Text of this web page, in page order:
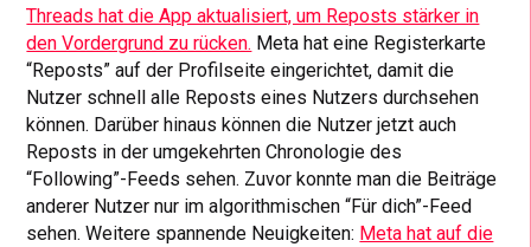
Threads hat die App aktualisiert, um Reposts stärker in
den Vordergrund zu rücken. Meta hat eine Registerkarte
“Reposts” auf der Profilseite eingerichtet, damit die
Nutzer schnell alle Reposts eines Nutzers durchsehen
können. Darüber hinaus können die Nutzer jetzt auch
Reposts in der umgekehrten Chronologie des
“Following”-Feeds sehen. Zuvor konnte man die Beiträge
anderer Nutzer nur im algorithmischen “Für dich”-Feed
sehen. Weitere spannende Neuigkeiten: Meta hat auf die